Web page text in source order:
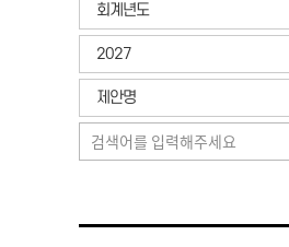
회계년도
2027
제안명